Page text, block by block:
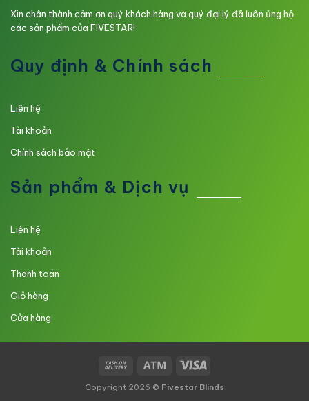
Xin chân thành cảm ơn quý khách hàng và quý đại lý đã luôn ủng hộ
các sản phẩm của FIVESTAR!
Quy định & Chính sách
Liên hệ
Tài khoản
Chính sách bảo mật
Sản phẩm & Dịch vụ
Liên hệ
Tài khoản
Thanh toán
Giỏ hàng
Cửa hàng
Copyright 2026 © Fivestar Blinds